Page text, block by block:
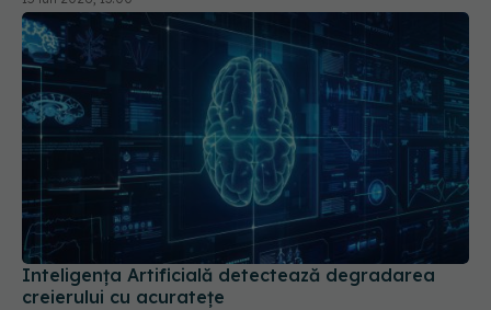
Inteligența Artificială detectează degradarea
creierului cu acuratețe